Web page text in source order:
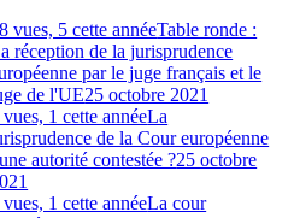
vues, 5 cette annéeTable ronde :
réception de la jurisprudence
par le juge français et le
de l'UE25 octobre 2021
vues, 1 cette annéeLa
de la Cour européenne
autorité contestée ?25 octobre
1 cette annéeLa cour